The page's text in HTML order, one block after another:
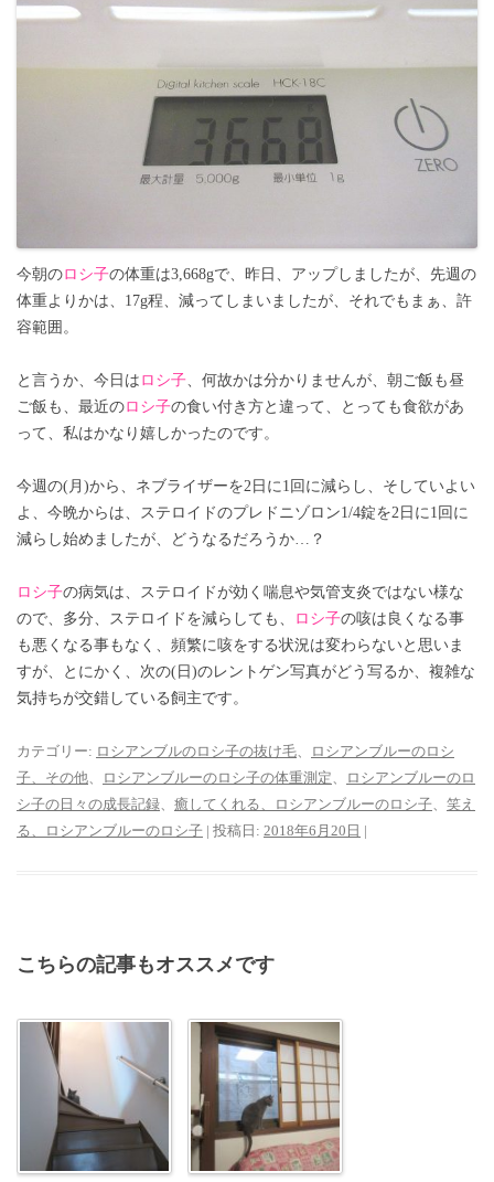
今朝のロシ子の体重は3,668gで、昨日、アップしましたが、先週の
体重よりかは、17g程、減ってしまいましたが、それでもまぁ、許
容範囲。
と言うか、今日は ロシ子 、何故かは分かりませんが、朝ご飯も昼
ご飯も、最近のロシ子の食い付き方と違って、とっても食欲があ
って、私はかなり嬉しかったのです。
今週の(月)から、ネブライザーを2日に1回に減らし、そしていよい
よ、今晩からは、ステロイドのプレドニゾロン1/4錠を2日に1回に
減らし始めましたが、どうなるだろうか…？
ロシ子の病気は、ステロイドが効く喘息や気管支炎ではない様な
ので、多分、ステロイドを減らしても、
ロシ子の咳は良くなる事
も悪くなる事もなく、頻繁に咳をする状況は変わらないと思いま
すが、とにかく、次の(日)のレントゲン写真がどう写るか、複雑な
気持ちが交錯している飼主です。
カテゴリー: ロシアンブルのロシ子の抜け毛
ロシアンブルーのロシ
子、その他
ロシアンブルーのロシ子の体重測定
ロシアンブルーのロ
シ子の日々の成長記録
癒してくれる、ロシアンブルーのロシ子
笑え
る、ロシアンブルーのロシ子 | 投稿日: 2018年6月20日 |
こちらの記事もオススメです